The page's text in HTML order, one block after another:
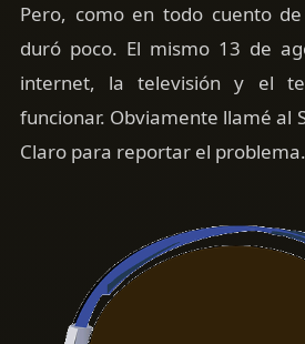
Pero, como en todo cuento
duró poco. El mismo 13 de
internet, la televisión y el
funcionar. Obviamente llamé al
Claro para reportar el